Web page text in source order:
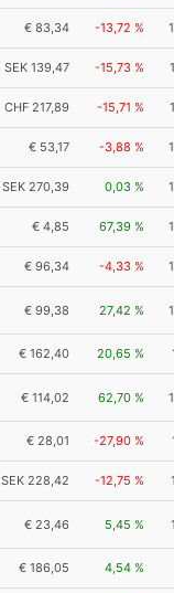
€ 83,34 -13,72 %
SEK 139,47 -15,73 %
CHF 217,89 -15,71 %
€ 53,17 -3,88 %
SEK 270,39 0,03 %
€ 4,85 67,39 %
€ 96,34 -4,33 %
€ 99,38 27,42 %
€ 162,40 20,65 %
€ 114,02 62,70 %
€ 28,01 -27,90 %
SEK 228,42 -12,75 %
€ 23,46 5,45 %
€ 186,05 4,54 %